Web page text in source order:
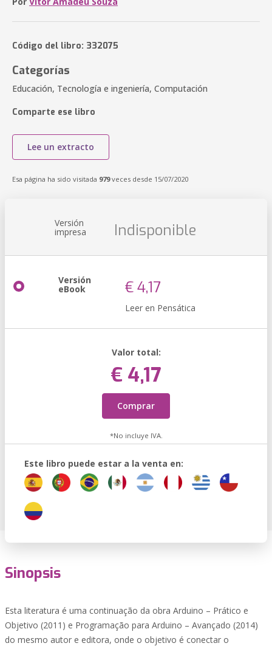
Código del libro: 332075
Categorías
Educación, Tecnología e ingeniería, Computación
Comparte ese libro
Lee un extracto
Esa página ha sido visitada 979veces desde 15/07/2020
Versión
impresa Indisponible
Versión
eBook € 4,17
Leer en Pensática
Valor total:
€ 4,17
Comprar
*No incluye IVA.
Este libro puede estar a la venta en:
Sinopsis
Esta literatura é uma continuação da obra Arduino – Prático e
Objetivo (2011) e Programação para Arduino – Avançado (2014)
do mesmo autor e editora, onde o objetivo é conectar o